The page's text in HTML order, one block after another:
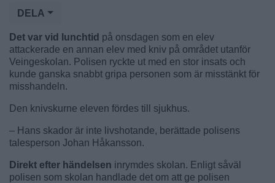
DELA
Det var vid lunchtid på onsdagen som en elev
attackerade en annan elev med kniv på området utanför
Veingeskolan. Polisen ryckte ut med en stor insats och
kunde ganska snabbt gripa personen som är misstänkt för
misshandeln.
Den knivskurne eleven fördes till sjukhus.
– Hans skador är inte livshotande, berättade polisens
talesperson Johan Håkansson.
Direkt efter händelsen inrymdes skolan. Enligt såväl
polisen som skolan handlade det om att ge polisen